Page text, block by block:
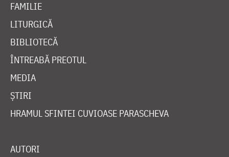
FAMILIE
LITURGICĂ
BIBLIOTECĂ
ÎNTREABĂ PREOTUL
MEDIA
ȘTIRI
HRAMUL SFINTEI CUVIOASE PARASCHEVA
AUTORI